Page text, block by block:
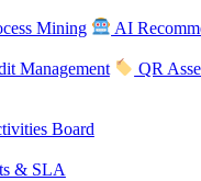
Mining
AI
Management QR
Board
& SLA